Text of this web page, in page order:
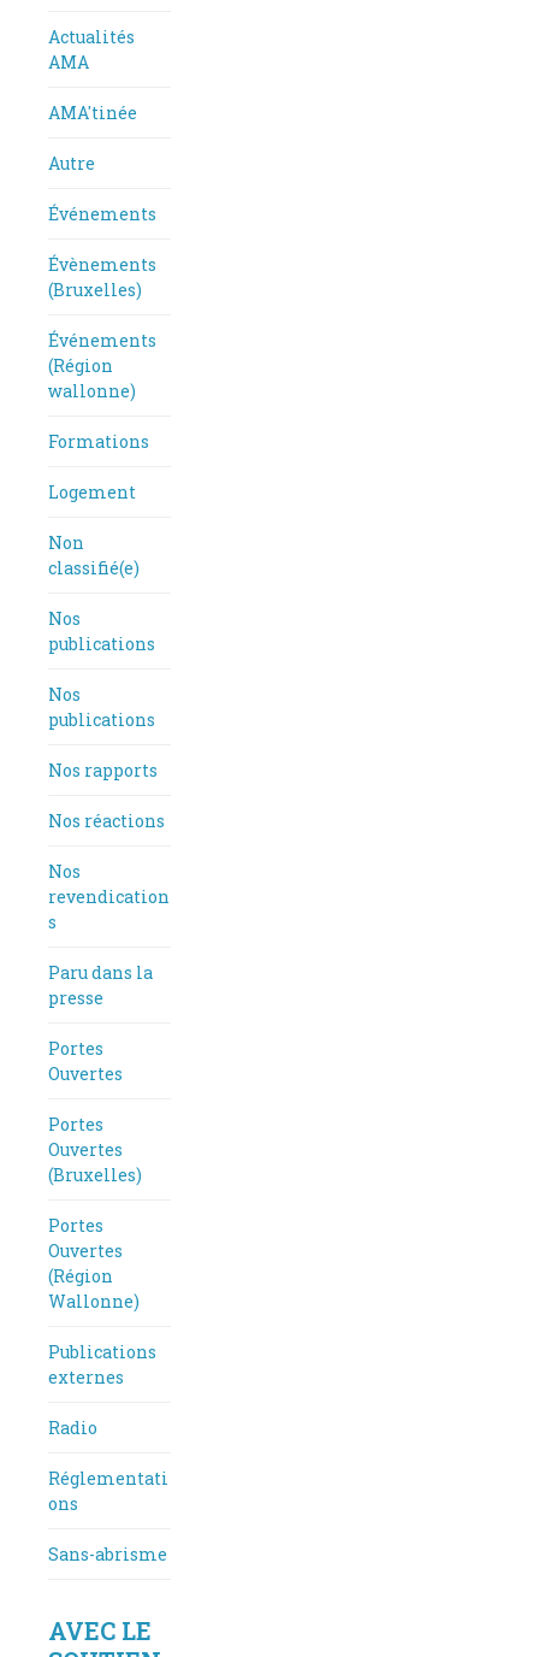
Actualités
AMA
AMA'tinée
Autre
Événements
Évènements
(Bruxelles)
Événements
(Région
wallonne)
Formations
Logement
Non
classifié(e)
Nos
publications
Nos
publications
Nos rapports
Nos réactions
Nos
revendication
s
Paru dans la
presse
Portes
Ouvertes
Portes
Ouvertes
(Bruxelles)
Portes
Ouvertes
(Région
Wallonne)
Publications
externes
Radio
Réglementati
ons
Sans-abrisme
AVEC LE